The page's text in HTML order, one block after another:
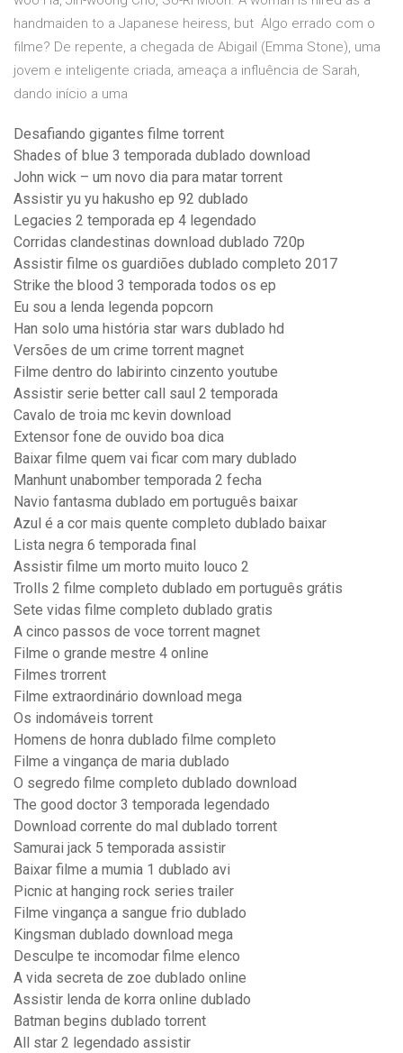
handmaiden to a Japanese heiress, but Algo errado com o
filme? De repente, a chegada de Abigail (Emma Stone), uma
jovem e inteligente criada, ameaça a influência de Sarah,
dando início a uma
Desafiando gigantes filme torrent
Shades of blue 3 temporada dublado download
John wick – um novo dia para matar torrent
Assistir yu yu hakusho ep 92 dublado
Legacies 2 temporada ep 4 legendado
Corridas clandestinas download dublado 720p
Assistir filme os guardiões dublado completo 2017
Strike the blood 3 temporada todos os ep
Eu sou a lenda legenda popcorn
Han solo uma história star wars dublado hd
Versões de um crime torrent magnet
Filme dentro do labirinto cinzento youtube
Assistir serie better call saul 2 temporada
Cavalo de troia mc kevin download
Extensor fone de ouvido boa dica
Baixar filme quem vai ficar com mary dublado
Manhunt unabomber temporada 2 fecha
Navio fantasma dublado em português baixar
Azul é a cor mais quente completo dublado baixar
Lista negra 6 temporada final
Assistir filme um morto muito louco 2
Trolls 2 filme completo dublado em português grátis
Sete vidas filme completo dublado gratis
A cinco passos de voce torrent magnet
Filme o grande mestre 4 online
Filmes trorrent
Filme extraordinário download mega
Os indomáveis torrent
Homens de honra dublado filme completo
Filme a vingança de maria dublado
O segredo filme completo dublado download
The good doctor 3 temporada legendado
Download corrente do mal dublado torrent
Samurai jack 5 temporada assistir
Baixar filme a mumia 1 dublado avi
Picnic at hanging rock series trailer
Filme vingança a sangue frio dublado
Kingsman dublado download mega
Desculpe te incomodar filme elenco
A vida secreta de zoe dublado online
Assistir lenda de korra online dublado
Batman begins dublado torrent
All star 2 legendado assistir